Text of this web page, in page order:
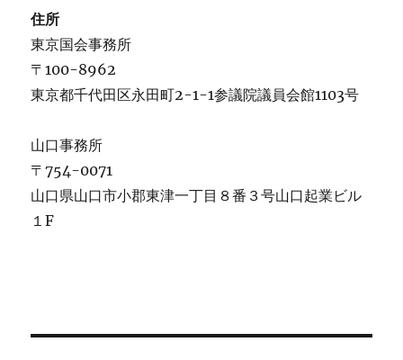
住所
東京国会事務所
〒100-8962
東京都千代田区永田町2-1-1参議院議員会館1103号
山口事務所
〒754-0071
山口県山口市小郡東津一丁目８番３号山口起業ビル
１F